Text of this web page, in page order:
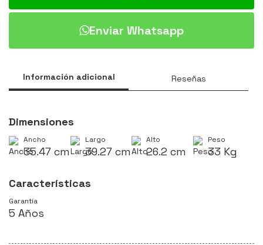
Enviar Whatsapp
Información adicional Reseñas
Dimensiones
Ancho
35.47 cm
Largo
39.27 cm
Alto
26.2 cm
Peso
33 Kg
Características
Garantía
5 Años